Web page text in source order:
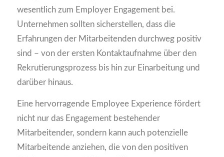
wesentlich zum Employer Engagement bei.
Unternehmen sollten sicherstellen, dass die
Erfahrungen der Mitarbeitenden durchweg positiv
sind – von der ersten Kontaktaufnahme über den
Rekrutierungsprozess bis hin zur Einarbeitung und
darüber hinaus.
Eine hervorragende Employee Experience fördert
nicht nur das Engagement bestehender
Mitarbeitender, sondern kann auch potenzielle
Mitarbeitende anziehen, die von den positiven